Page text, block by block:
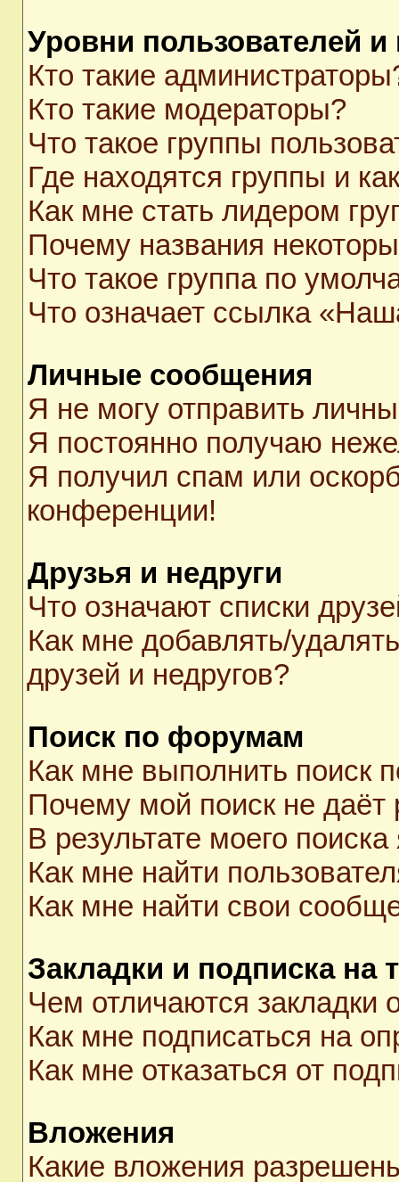
Уровни пользователей и
Кто такие
Кто такие модераторы?
Что такое группы
Где находятся группы и
Как мне стать лидером
Почему названия
Что такое группа по
Что означает ссылка
Личные сообщения
Я не могу отправить
Я постоянно получаю
Я получил спам или
конференции!
Друзья и недруги
Что означают списки
Как мне добавлять/
друзей и недругов?
Поиск по форумам
Как мне выполнить
Почему мой поиск не даёт
В результате моего
Как мне найти
Как мне найти свои
Закладки и подписка на
Чем отличаются закладки
Как мне подписаться на
Как мне отказаться от
Вложения
Какие вложения